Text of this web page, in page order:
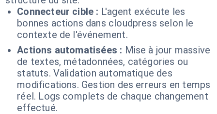
Connecteur cible : L'agent exécute les
bonnes actions dans cloudpress selon le
contexte de l'événement.
Actions automatisées : Mise à jour massive
de textes, métadonnées, catégories ou
statuts. Validation automatique des
modifications. Gestion des erreurs en temps
réel. Logs complets de chaque changement
effectué.